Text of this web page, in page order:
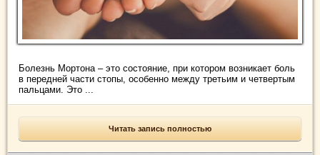
Болезнь Мортона – это состояние, при котором возникает боль
в передней части стопы, особенно между третьим и четвертым
пальцами. Это ...
Читать запись полностью